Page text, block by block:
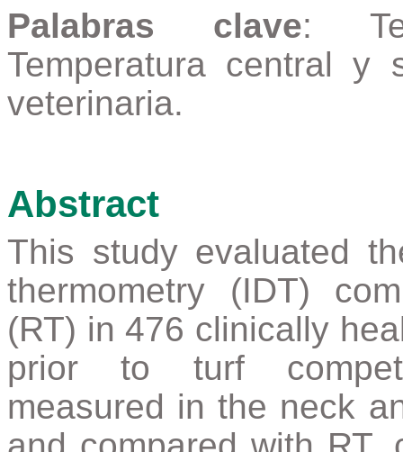
Palabras clave:
Temperatura central y
veterinaria.
Abstract
This study evaluated
thermometry (IDT)
(RT) in 476 clinically
prior to turf
measured in the neck